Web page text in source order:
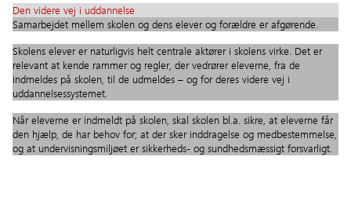
Den videre vej i uddannelse
Samarbejdet mellem skolen og dens elever og forældre er afgørende.
Skolens elever er naturligvis helt centrale aktører i skolens virke. Det er
relevant at kende rammer og regler, der vedrører eleverne, fra de
indmeldes på skolen, til de udmeldes – og for deres videre vej i
uddannelsessystemet.
Når eleverne er indmeldt på skolen, skal skolen bl.a. sikre, at eleverne får
den hjælp, de har behov for; at der sker inddragelse og medbestemmelse,
og at undervisningsmiljøet er sikkerheds- og sundhedsmæssigt forsvarligt.